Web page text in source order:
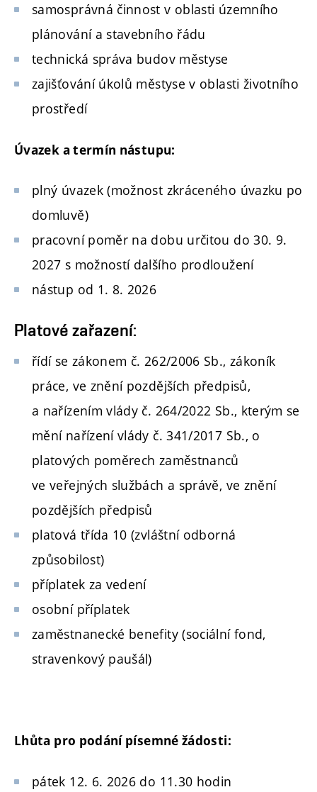
samosprávná činnost v oblasti územního
plánování a stavebního řádu
technická správa budov městyse
zajišťování úkolů městyse v oblasti životního
prostředí
Úvazek a termín nástupu:
plný úvazek (možnost zkráceného úvazku po
domluvě)
pracovní poměr na dobu určitou do 30. 9.
2027 s možností dalšího prodloužení
nástup od 1. 8. 2026
Platové zařazení:
řídí se zákonem č. 262/2006 Sb., zákoník
práce, ve znění pozdějších předpisů,
a nařízením vlády č. 264/2022 Sb., kterým se
mění nařízení vlády č. 341/2017 Sb., o
platových poměrech zaměstnanců
ve veřejných službách a správě, ve znění
pozdějších předpisů
platová třída 10 (zvláštní odborná
způsobilost)
příplatek za vedení
osobní příplatek
zaměstnanecké benefity (sociální fond,
stravenkový paušál)
Lhůta pro podání písemné žádosti:
pátek 12. 6. 2026 do 11.30 hodin